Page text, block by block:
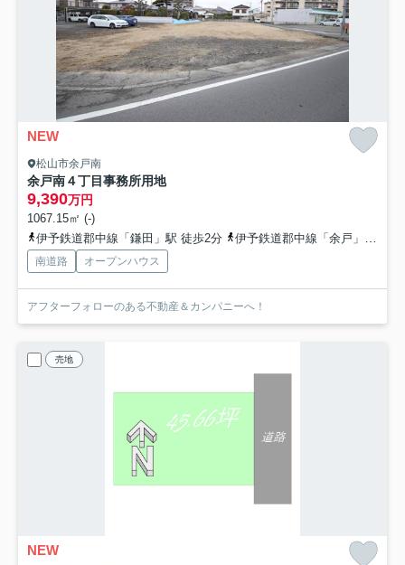
NEW
松山市余戸南
余戸南４丁目事務所用地
9,390万円
1067.15㎡ (-)
伊予鉄道郡中線「鎌田」駅 徒歩2分
伊予鉄道郡中線「余戸」駅 徒歩11分
南道路 オープンハウス
アフターフォローのある不動産＆カンパニーへ！
売地
NEW